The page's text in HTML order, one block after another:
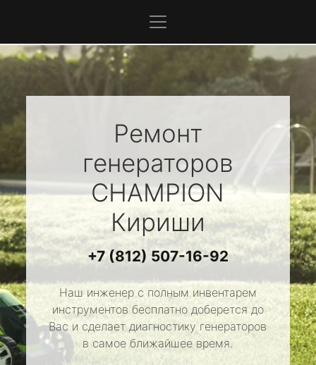
Ремонт
генераторов
CHAMPION
Кириши
+7 (812) 507-16-92
Наш инженер с полным инвентарем
инструментов бесплатно доберется до
Вас и сделает диагностику генераторов
в самое ближайшее время.